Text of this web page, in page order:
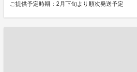
ご提供予定時期：2月下旬より順次発送予定